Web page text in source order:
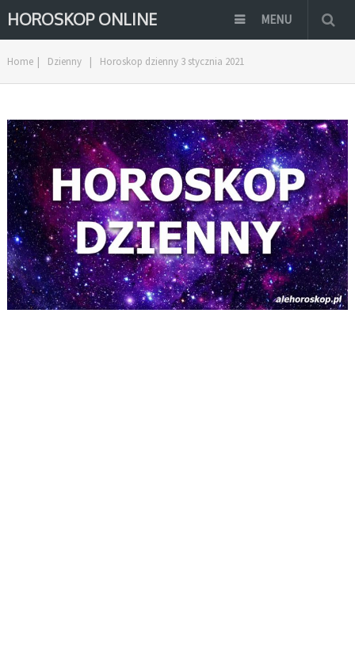
HOROSKOP ONLINE MENU
Home | Dzienny | Horoskop dzienny 3 stycznia 2021